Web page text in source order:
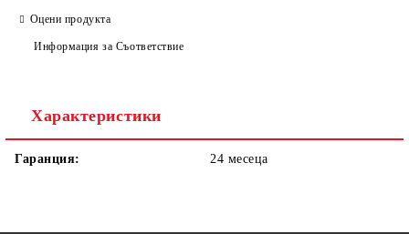
Оцени продукта
Информация за Съответствие
Характеристики
Гаранция: 24 месеца